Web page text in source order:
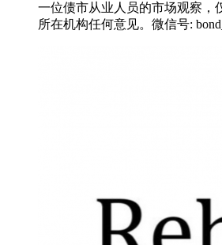
一位债市从业人员的市场观察，
所在机构任何意见。微信号: